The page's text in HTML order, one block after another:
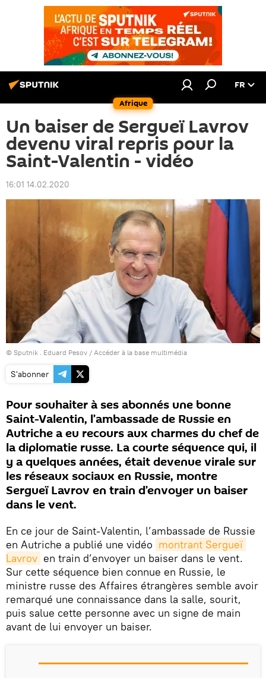
Afrique
FR
Un baiser de Sergueï Lavrov
devenu viral repris pour la
Saint-Valentin - vidéo
16:01 14.02.2020
© Sputnik . Eduard Pesov / Accéder à la base multimédia
S'abonner
Pour souhaiter à ses abonnés une bonne
Saint-Valentin, l’ambassade de Russie en
Autriche a eu recours aux charmes du chef de
la diplomatie russe. La courte séquence qui, il
y a quelques années, était devenue virale sur
les réseaux sociaux en Russie, montre
Sergueï Lavrov en train d’envoyer un baiser
dans le vent.
En ce jour de Saint-Valentin, l’ambassade de Russie
en Autriche a publié une vidéo montrant Sergueï
Lavrov en train d’envoyer un baiser dans le vent.
Sur cette séquence bien connue en Russie, le
ministre russe des Affaires étrangères semble avoir
remarqué une connaissance dans la salle, sourit,
puis salue cette personne avec un signe de main
avant de lui envoyer un baiser.